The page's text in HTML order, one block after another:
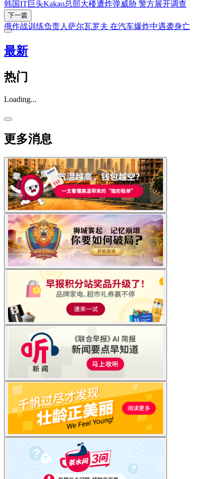
韩国IT巨头Kakao总部大楼遭炸弹威胁 警方展开调查
下一篇
俄作战训练负责人萨尔瓦罗夫 在汽车爆炸中遇袭身亡
最新
热门
Loading...
更多消息